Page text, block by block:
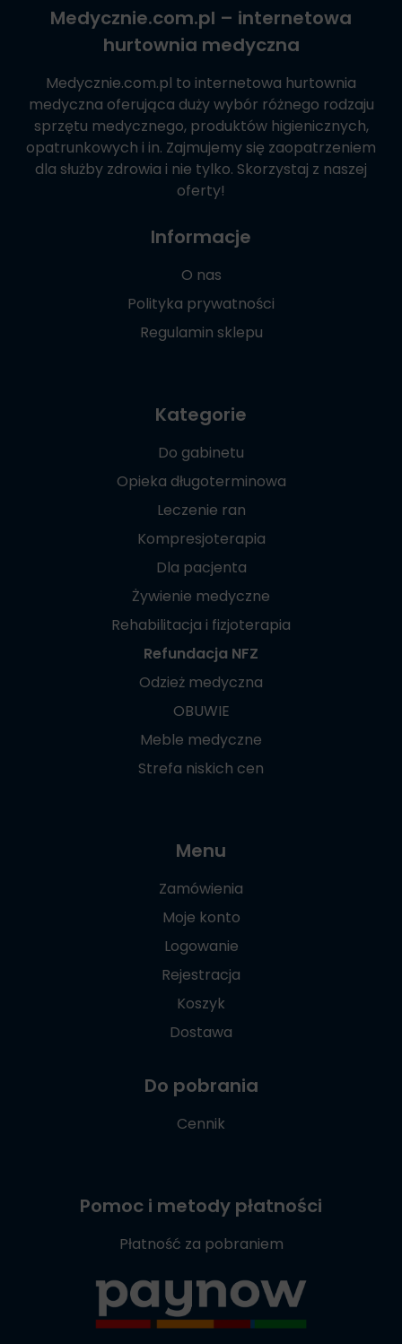
Medycznie.com.pl – internetowa
hurtownia medyczna
Medycznie.com.pl to internetowa hurtownia
medyczna oferująca duży wybór różnego rodzaju
sprzętu medycznego, produktów higienicznych,
opatrunkowych i in. Zajmujemy się zaopatrzeniem
dla służby zdrowia i nie tylko. Skorzystaj z naszej
oferty!
Informacje
O nas
Polityka prywatności
Regulamin sklepu
Kategorie
Do gabinetu
Opieka długoterminowa
Leczenie ran
Kompresjoterapia
Dla pacjenta
Żywienie medyczne
Rehabilitacja i fizjoterapia
Refundacja NFZ
Odzież medyczna
OBUWIE
Meble medyczne
Strefa niskich cen
Menu
Zamówienia
Moje konto
Logowanie
Rejestracja
Koszyk
Dostawa
Do pobrania
Cennik
Pomoc i metody płatności
Płatność za pobraniem